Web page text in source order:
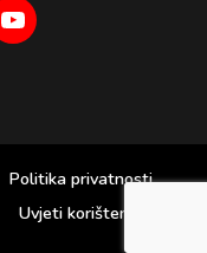
Politika privatnosti
Uvjeti korištenja